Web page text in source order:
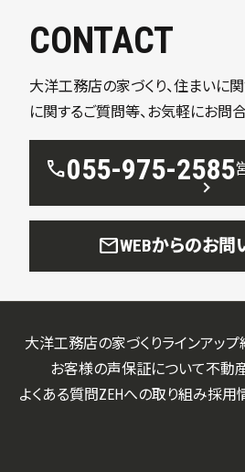
CONTACT
大洋工務店の家づくり、住まいに
に関するご質問等、お気軽にお問
call055-975-2585
mailWEBからのお問
大洋工務店の家づくりラインアッ
お客様の声保証について不動
よくある質問ZEHへの取り組み採用